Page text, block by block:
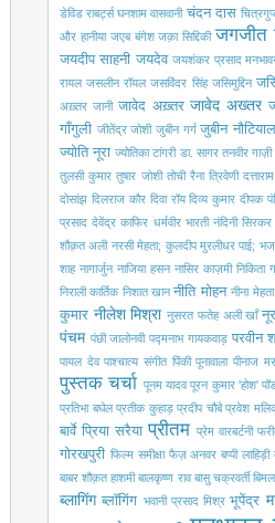
डेविड राबर्ट्स घनशाम वासवानी चंदन दास
और हानीया जएब बंगेश जक़ा सिद्दिकी जगजीत
जयदीप साहनी जयदेव जयशंकर प्रसाद
रायल जसलीन रॉयल जसविंदर सिंह जसिमुद्दिन
अख़्तर जानी जावेद अख़्तर जावेद अख्तर
गाँगुली जीतेंद्र जोशी जुबीन गर्ग जुबीन नौटियाल
ज्योति नूरा ज्योतिका टांगरी डा. सागर तनवीर गाज़ी
तुलसी कुमार तुषार जोशी तोची रैना त्रिवेणी
दोसांझ दिलराज कौर दिवा रॉय दिव्य कुमार दीपक
प्रसाद देवेंद्र काफिर धर्मवीर भारती नंदिनी सिरकर
शौक़त अली नरसी मेहता; कुलदीप मुरलीधर पाई;
शाह नागार्जुन नाजिया हसन नासिर काज़मी निकिता
निराली कार्तिक निशात खान नीति मोहन नीना मेहता
कुमार नीलेश मिश्रा नुसरत फतेह अली खाँ
पंचम पंछी जालोनवी पद्मनाभ गायकवाड़ परवीन
पायल देव पाश्चात्य संगीत पिंकी पूनावाला पीनाज
पुस्तक चर्चा पूनम यादव पूरन कुमार 'होश'
प्रतिभा बघेल प्रतीक कुहाड़ प्रदीप चौबे प्रवेश
बार्वे प्रिया सरैया प्रीतम प्रेम वारबर्टनी
गोरखपुरी फिल्म समीक्षा फैज़ अनवर बप्पी लाहिड़ी
बाबर शौक़त हाशमी बालकृष्ण राव बासु चक्रवर्ती
ब्लागिंग ब्लॉगिंग भवानी प्रसाद मिश्र भूपेंद्र